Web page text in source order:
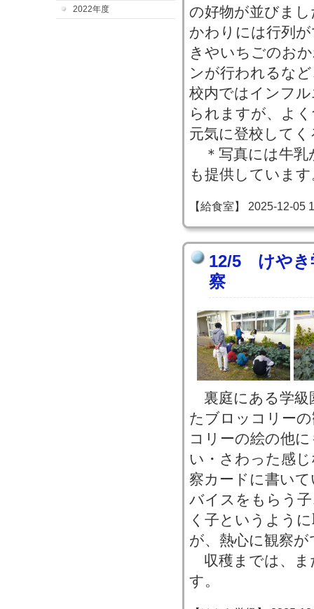
2022年度
の好物が並びま
かわりには行列
きやいちごのお
ンが行われるな
校内ではインフ
られますが、よ
元気に登校して
＊写真には牛乳
も提供しています
【給食室】 2025-12-05
12/5 けや
察
裏庭にある学級
たブロッコリー
コリーの絵の他
い・さわった感
察カードに書い
バイスをもらう
く子というよう
が、熱心に観察
収穫までは、ま
す。